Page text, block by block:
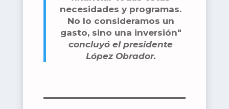
necesidades y programas.
No lo consideramos un
gasto, sino una inversión"
concluyó el presidente
López Obrador.